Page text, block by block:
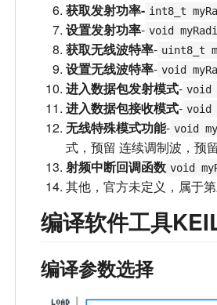
获取发射功率- int8_t
设置发射功率- void
获取无线波特率- uint8_t
设置无线波特率- void
进入数据包发射模式- void
进入数据包接收模式- void
无线特殊模式功能- void
式，预留 连续调制波，预留
射频中断回调函数 void
其他，官方未定义，属于
编译软件工具
编译参数选择